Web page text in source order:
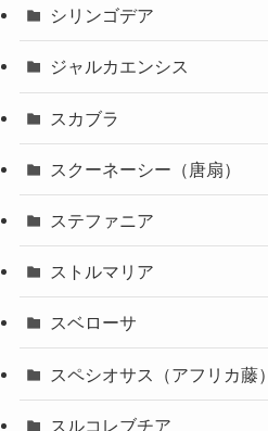
シリンゴデア
ジャルカエンシス
スカブラ
スクーネーシー（唐扇）
ステファニア
ストルマリア
スベローサ
スペシオサス（アフリカ藤）
スルコレブチア